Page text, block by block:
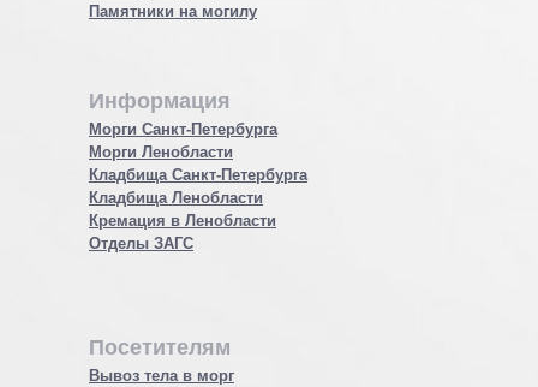
Памятники на могилу
Посетителям
Вывоз тела в морг
Информация
Морги Санкт-Петербурга
Морги Ленобласти
Кладбища Санкт-Петербурга
Кладбища Ленобласти
Кремация в Ленобласти
Отделы ЗАГС